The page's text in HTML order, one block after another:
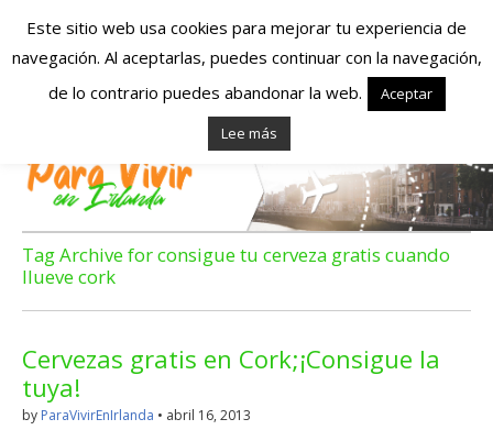
Españoles en
Irlanda – Vivir en
Irlanda – Trabajo
en Irlanda –
Alojamiento en
Irlanda
Blog dedicado a los que viven, estudian y trabajan en
Tag Archive for consigue tu cerveza gratis cuando
llueve cork
Cervezas gratis en Cork;¡Consigue la
tuya!
by ParaVivirEnIrlanda • abril 16, 2013
Este sitio web usa cookies para mejorar tu experiencia de
navegación. Al aceptarlas, puedes continuar con la navegación,
de lo contrario puedes abandonar la web.
Aceptar
Lee más